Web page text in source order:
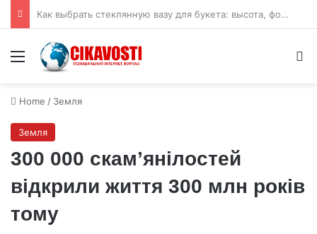
Гравірування на шкаралупі страусиних яєць показали складне мислення
Menu
Home / Земля
Земля
300 000 скам’янілостей
відкрили життя 300 млн років
тому